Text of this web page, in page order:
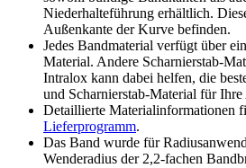
Niederhalteführung erhältlich.
Außenkante der Kurve befinden.
Jedes Bandmaterial verfügt über
Material. Andere Scharnierstab-
Intralox kann dabei helfen, die
und Scharnierstab-Material für
Detaillierte Materialinformationen
Lieferprogramm.
Das Band wurde für
Wenderadius der 2,2-fachen